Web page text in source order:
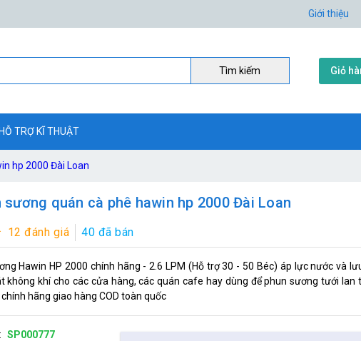
Giới thiệu
Tìm kiếm Giỏ
HỖ TRỢ KĨ THUẬT
hp 2000 Đài Loan
sương quán cà phê hawin hp 2000 Đài Loan
12 đánh giá 40 đã bán
Hawin HP 2000 chính hãng - 2.6 LPM (Hỗ trợ 30 - 50 Béc) áp lực nước và
không khí cho các cửa hàng, các quán cafe hay dùng để phun sương tưới lan
hãng giao hàng COD toàn quốc
SP000777